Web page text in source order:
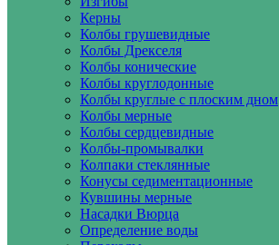
Керны
Колбы грушевидные
Колбы Дрекселя
Колбы конические
Колбы круглодонные
Колбы круглые с плоским дном
Колбы мерные
Колбы сердцевидные
Колбы-промывалки
Колпаки стеклянные
Конусы седиментационные
Кувшины мерные
Насадки Вюрца
Определение воды